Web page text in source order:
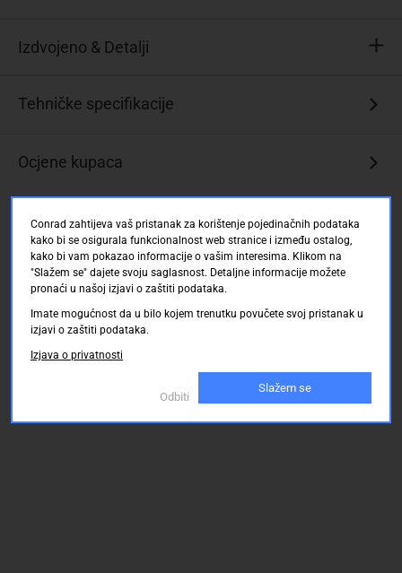
Izdvojeno & Detalji
Višestruki
D-
SUB
Broj
redova:
3
15
Tehničke specifikacije
Ocjene kupaca
Conrad zahtijeva vaš pristanak za korištenje pojedinačnih podataka
kako bi se osigurala funkcionalnost web stranice i između ostalog,
kako bi vam pokazao informacije o vašim interesima. Klikom na
"Slažem se" dajete svoju saglasnost. Detaljne informacije možete
pronaći u našoj izjavi o zaštiti podataka.
Imate mogućnost da u bilo kojem trenutku povučete svoj pristanak u
izjavi o zaštiti podataka.
Izjava o privatnosti
Odbiti
Slažem se